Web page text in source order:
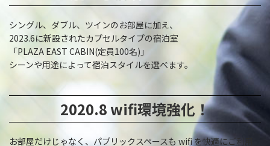
シングル、ダブル、ツインのお部屋に加え、
2023.6に新設されたカプセルタイプの宿泊室
「PLAZA EAST CABIN(定員100名)」
シーンや用途によって宿泊スタイルを選べます。
2020.8 wifi環境強化！
お部屋だけじゃなく、パブリックスペースも wifi を快適にご利用